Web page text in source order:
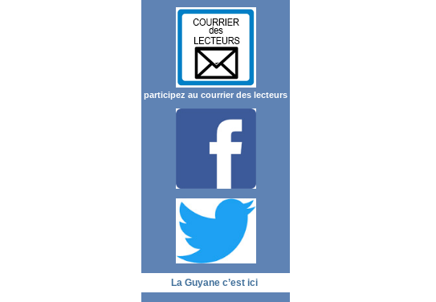
participez au courrier des lecteurs
La Guyane c’est ici